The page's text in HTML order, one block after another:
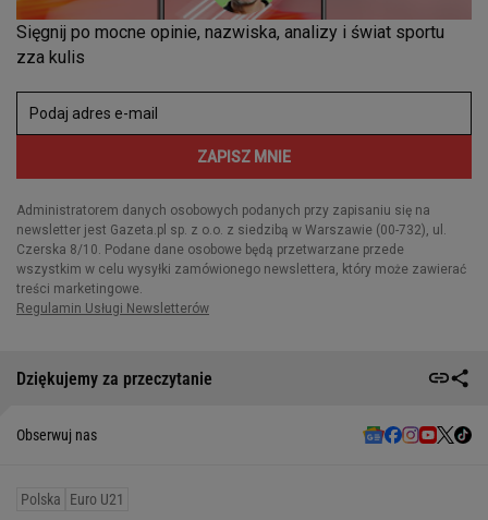
Dziękujemy za przeczytanie
Obserwuj nas
Polska Euro U21